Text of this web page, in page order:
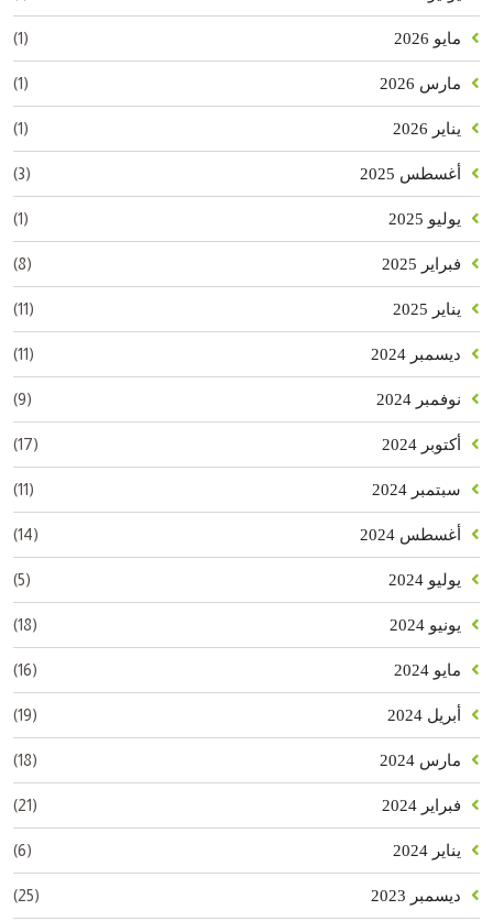
مايو 2026 (1)
مارس 2026 (1)
يناير 2026 (1)
أغسطس 2025 (3)
يوليو 2025 (1)
فبراير 2025 (8)
يناير 2025 (11)
ديسمبر 2024 (11)
نوفمبر 2024 (9)
أكتوبر 2024 (17)
سبتمبر 2024 (11)
أغسطس 2024 (14)
يوليو 2024 (5)
يونيو 2024 (18)
مايو 2024 (16)
أبريل 2024 (19)
مارس 2024 (18)
فبراير 2024 (21)
يناير 2024 (6)
ديسمبر 2023 (25)